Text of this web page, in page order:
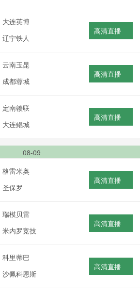
大连英博
辽宁铁人
高清直播
云南玉昆
成都蓉城
高清直播
定南赣联
大连鲲城
高清直播
08-09
格雷米奥
圣保罗
高清直播
瑞模贝雷
米内罗竞技
高清直播
科里蒂巴
沙佩科恩斯
高清直播